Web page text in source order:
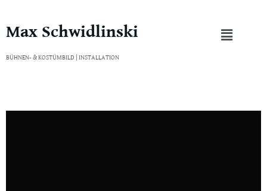
Zum
springen
Max Schwidlinski
BÜHNEN- & KOSTÜMBILD | INSTALLATION